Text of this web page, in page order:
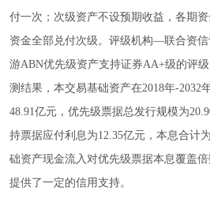
付一次；次级资产不设预期收益，各期
资金全部兑付次级。评级机构—联合资
游ABN优先级资产支持证券AA+级的评
测结果，本交易基础资产在2018年-2032
48.91亿元，优先级票据总发行规模为
持票据应付利息为12.35亿元，本息合计
础资产现金流入对优先级票据本息覆盖
提供了一定的信用支持。